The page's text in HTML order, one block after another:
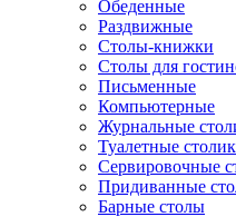
Обеденные
Раздвижные
Столы-книжки
Столы для
Письменные
Компьютерные
Журнальные
Туалетные
Сервировочные
Придиванные
Барные столы